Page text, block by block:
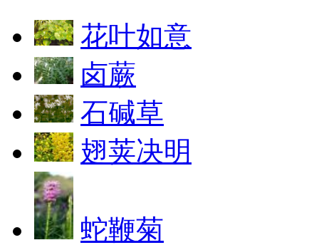
花叶如意
卤蕨
石碱草
翅荚决明
蛇鞭菊